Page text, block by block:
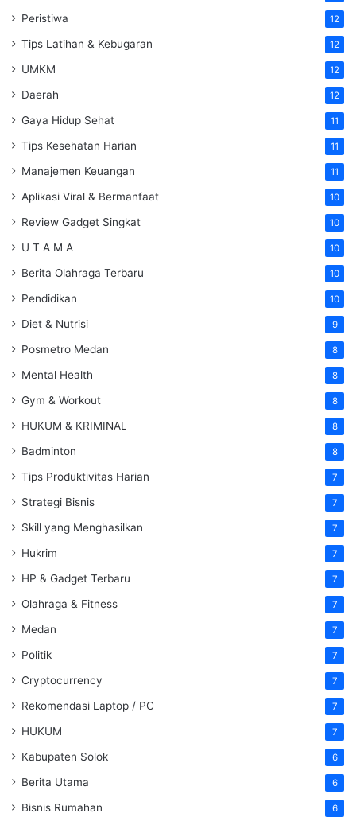
Peristiwa 12
Tips Latihan & Kebugaran 12
UMKM 12
Daerah 12
Gaya Hidup Sehat 11
Tips Kesehatan Harian 11
Manajemen Keuangan 11
Aplikasi Viral & Bermanfaat 10
Review Gadget Singkat 10
U T A M A 10
Berita Olahraga Terbaru 10
Pendidikan 10
Diet & Nutrisi 9
Posmetro Medan 8
Mental Health 8
Gym & Workout 8
HUKUM & KRIMINAL 8
Badminton 8
Tips Produktivitas Harian 7
Strategi Bisnis 7
Skill yang Menghasilkan 7
Hukrim 7
HP & Gadget Terbaru 7
Olahraga & Fitness 7
Medan 7
Politik 7
Cryptocurrency 7
Rekomendasi Laptop / PC 7
HUKUM 7
Kabupaten Solok 6
Berita Utama 6
Bisnis Rumahan 6